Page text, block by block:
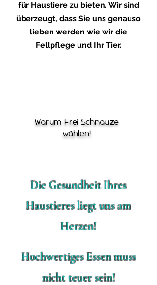
für Haustiere zu bieten. Wir sind
überzeugt, dass Sie uns genauso
lieben werden wie wir die
Fellpflege und Ihr Tier.
Warum Frei Schnauze
wählen!
Die Gesundheit Ihres
Haustieres liegt uns am
Herzen!
Hochwertiges Essen muss
nicht teuer sein!